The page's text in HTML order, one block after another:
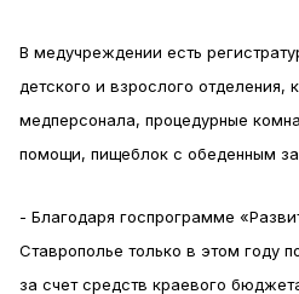
В медучреждении есть
детского и взрослого отделения,
медперсонала, процедурные
помощи, пищеблок с обеденным
- Благодаря госпрограмме
Ставрополье только в этом году
за счет средств краевого